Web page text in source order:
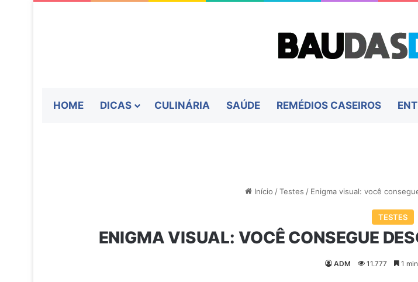
HOME DICAS CULINÁRIA SAÚDE REMÉDIOS CASEIROS
Início /Testes / Enigma visual: você
TESTES
ENIGMA VISUAL: VOCÊ CONSEGUE
ADM 11.777 1